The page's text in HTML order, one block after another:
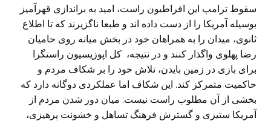
سقوط ترامپ این افراطیون راست، امید به براندازی قهرآمیز
بوسیله آمریکا را از دست داده اند و طبعا ناگزیرند که تا اطلاع
ثانوی، میدان را به همراهان خود در بخش میانه روی حامیان
رضا پهلوی واگذار کنند و در نتیجه، کل اپوزیسیون راستگرا
برای بازی در زمین بایدن، تلاش خود را بر شکاف مردم و
حاکمیت متمرکز کند. این شکاف اما عملکردی دوگانه دارد که
بخشی از آن مطلوب راست نیست: میان دور شدن مردم از
آمریکا ستیزی و گسترش فرهنگ تساهل و خشونت پرهیزی،